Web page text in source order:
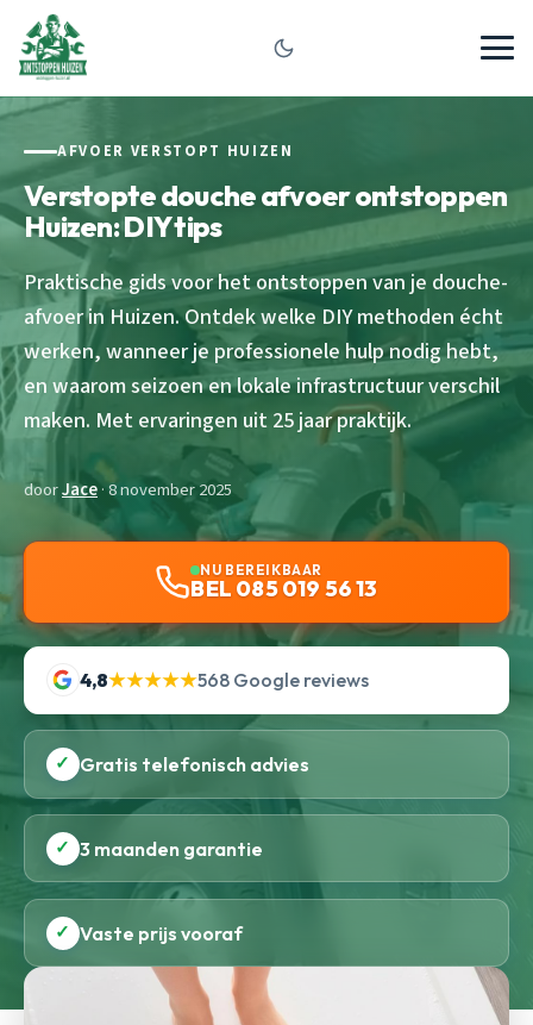
AFVOER VERSTOPT HUIZEN
Verstopte douche afvoer ontstoppen
Huizen: DIY tips
Praktische gids voor het ontstoppen van je douche-
afvoer in Huizen. Ontdek welke DIY methoden écht
werken, wanneer je professionele hulp nodig hebt,
en waarom seizoen en lokale infrastructuur verschil
maken. Met ervaringen uit 25 jaar praktijk.
doorJace· 8 november 2025
NU BEREIKBAAR
BEL 085 019 56 13
4,8★★★★★568 Google reviews
✓ Gratis telefonisch advies
✓ 3 maanden garantie
✓ Vaste prijs vooraf